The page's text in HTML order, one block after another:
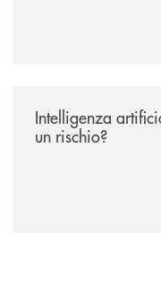
Intelligenza
un rischio?